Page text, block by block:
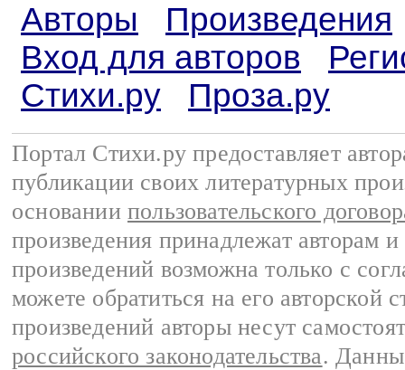
Авторы
Произведения
Вход для авторов
Стихи.ру
Проза.ру
Портал Стихи.ру предоставляет
публикации своих литературных
основании пользовательского
произведения принадлежат авторам
произведений возможна только с
можете обратиться на его авторской
произведений авторы несут
российского законодательства.